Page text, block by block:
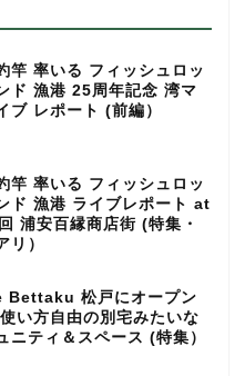
竿 率いる フィッシュロッ
ド 漁港 25周年記念 湾マ
ブ レポート (前編）
竿 率いる フィッシュロッ
ド 漁港 ライブレポート at
浦安百縁商店街 (特集・
リ）
Bettaku 松戸にオープン
い方自由の別宅みたいな
ニティ＆スペース (特集）